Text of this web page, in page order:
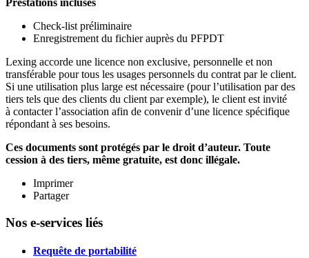
Prestations incluses
Check-list préliminaire
Enregistrement du fichier auprès du PFPDT
Lexing accorde une licence non exclusive, personnelle et non
transférable pour tous les usages personnels du contrat par le client.
Si une utilisation plus large est nécessaire (pour l’utilisation par des
tiers tels que des clients du client par exemple), le client est invité
à contacter l’association afin de convenir d’une licence spécifique
répondant à ses besoins.
Ces documents sont protégés par le droit d’auteur. Toute
cession à des tiers, même gratuite, est donc illégale.
Imprimer
Partager
Nos e-services liés
Requête de portabilité